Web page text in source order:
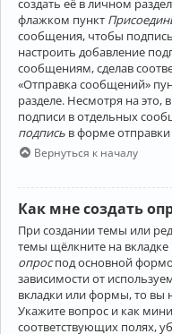
флажком пункт
сообщения, чтобы
настроить добавление
сообщениям, сделав
«Отправка сообщений»
разделе. Несмотря на
подписи в отдельных
подпись в форме
Вернуться к началу
Как мне создать
При создании темы или
темы щёлкните на
опроспод основной
зависимости от
вкладки или формы, то вы
Укажите вопрос и как
соответствующих полях,